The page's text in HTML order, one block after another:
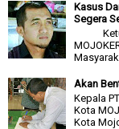
Kasus
Segera
Ketua
Akan
Kepala
Kota
Kota